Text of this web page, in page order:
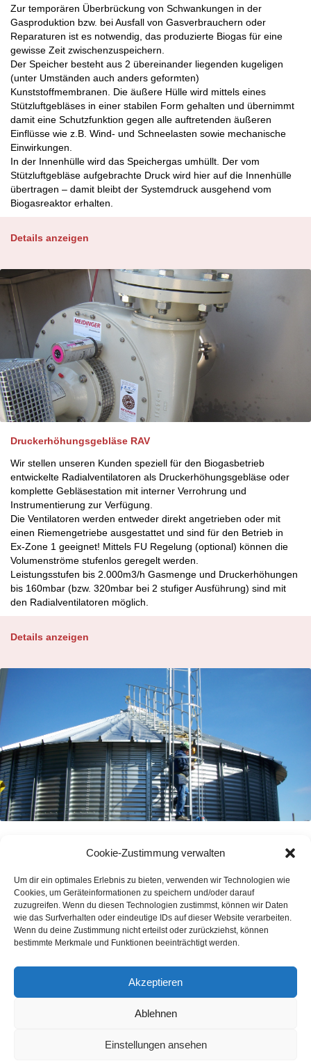
Cookie-Zustimmung verwalten
Um dir ein optimales Erlebnis zu bieten, verwenden wir Technologien wie
Cookies, um Geräteinformationen zu speichern und/oder darauf
zuzugreifen. Wenn du diesen Technologien zustimmst, können wir Daten
wie das Surfverhalten oder eindeutige IDs auf dieser Website verarbeiten.
Wenn du deine Zustimmung nicht erteilst oder zurückziehst, können
bestimmte Merkmale und Funktionen beeinträchtigt werden.
Akzeptieren
Ablehnen
Einstellungen ansehen
Zur temporären Überbrückung von Schwankungen in der
Gasproduktion bzw. bei Ausfall von Gasverbrauchern oder
Reparaturen ist es notwendig, das produzierte Biogas für eine
gewisse Zeit zwischenzuspeichern.
Der Speicher besteht aus 2 übereinander liegenden kugeligen
(unter Umständen auch anders geformten)
Kunststoffmembranen. Die äußere Hülle wird mittels eines
Stützluftgebläses in einer stabilen Form gehalten und übernimmt
damit eine Schutzfunktion gegen alle auftretenden äußeren
Einflüsse wie z.B. Wind- und Schneelasten sowie mechanische
Einwirkungen.
In der Innenhülle wird das Speichergas umhüllt. Der vom
Stützluftgebläse aufgebrachte Druck wird hier auf die Innenhülle
übertragen – damit bleibt der Systemdruck ausgehend vom
Biogasreaktor erhalten.
Details anzeigen
Druckerhöhungsgebläse RAV
Wir stellen unseren Kunden speziell für den Biogasbetrieb
entwickelte Radialventilatoren als Druckerhöhungsgebläse oder
komplette Gebläsestation mit interner Verrohrung und
Instrumentierung zur Verfügung.
Die Ventilatoren werden entweder direkt angetrieben oder mit
einen Riemengetriebe ausgestattet und sind für den Betrieb in
Ex-Zone 1 geeignet! Mittels FU Regelung (optional) können die
Volumenströme stufenlos geregelt werden.
Leistungsstufen bis 2.000m3/h Gasmenge und Druckerhöhungen
bis 160mbar (bzw. 320mbar bei 2 stufiger Ausführung) sind mit
den Radialventilatoren möglich.
Details anzeigen
Zur temporären Überbrückung von Schwankungen in der
Gasproduktion bzw. bei Ausfall von Gasverbrauchern oder
Reparaturen ist es notwendig, das produzierte Biogas für eine
gewisse Zeit zwischenzuspeichern.
Für drucklose Gasspeicherung bzw. Gasanlagen mit nicht
konstantem Gasdruck aus den Faulgasreaktoren hat ennox das
Speichersystem NOXstore entwickelt.
zylindrischen Gasballon, der in einem Gebäude, z.B. einem Silo
freibeweglich aufgehängt ist. Der Silo dient in dem Fall als
mechanischer Schutz bzw. Haltekonstruktion.
Das Speichersystem wurde an geltende Regelwerke wie z.B.
landwirtschaftliche Biogasanlagen, etc.) angepasst und entspricht